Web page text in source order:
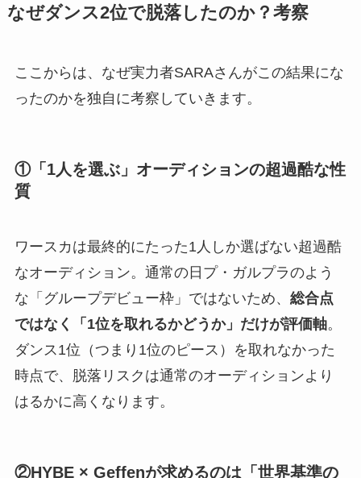
なぜダンス2位で脱落したのか？考察
ここからは、なぜ実力者SARAさんがこの結果にな
ったのかを独自に考察していきます。
①「1人を選ぶ」オーディションの超過酷な性
質
ワースカは最終的にたった1人しか選ばない超過酷
なオーディション。通常の日プ・ガルプラのよう
な「グループデビュー枠」ではないため、 総合点
ではなく「1位を取れるかどうか」だけが評価軸。
ダンス1位（つまり1位のピース）を取れなかった
時点で、脱落リスクは通常のオーディションより
はるかに高くなります。
②HYBE × Geffenが求めるのは「世界基準の